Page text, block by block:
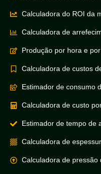
Calculadora do ROI da
Calculadora de
Produção por hora e
Calculadora de custos
Estimador de consumo
Calculadora de custo
Estimador de tempo de
Calculadora de
Calculadora de pressão